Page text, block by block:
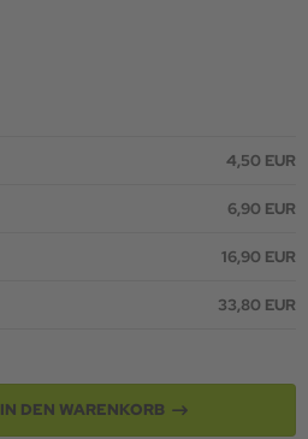
4,50 EUR
6,90 EUR
16,90 EUR
33,80 EUR
IN DEN WARENKORB